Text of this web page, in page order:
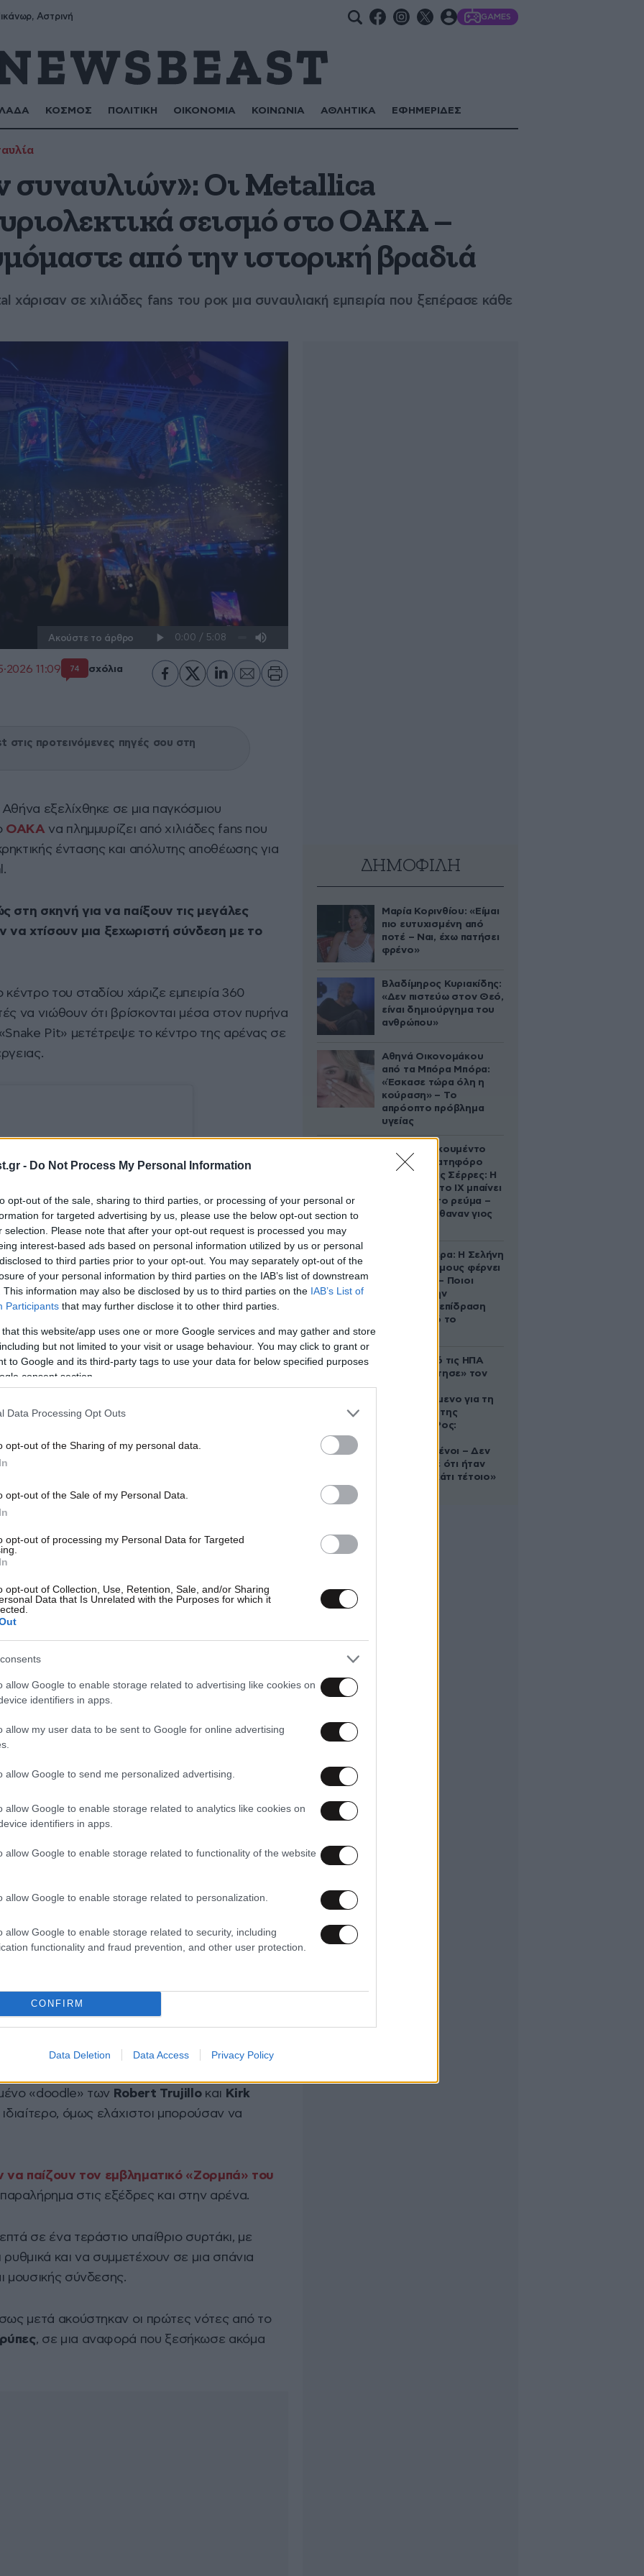
- Do Not Process My Personal Information
opt-out of the sale, sharing to third parties, or processing of your personal or
for targeted advertising by us, please use the below opt-out section to
selection. Please note that after your opt-out request is processed you may
interest-based ads based on personal information utilized by us or personal
to third parties prior to your opt-out. You may separately opt-out of the
of your personal information by third parties on the IAB’s list of downstream
This information may also be disclosed by us to third parties on the IAB’s List of
Participants that may further disclose it to other third parties.
that this website/app uses one or more Google services and may gather and store
but not limited to your visit or usage behaviour. You may click to grant or
to Google and its third-party tags to use your data for below specified purposes
consent section.
Data Processing Opt Outs
opt-out of the Sharing of my personal data.
opt-out of the Sale of my Personal Data.
opt-out of processing my Personal Data for Targeted
opt-out of Collection, Use, Retention, Sale, and/or Sharing
Data that Is Unrelated with the Purposes for which it
allow Google to enable storage related to advertising like cookies on
identifiers in apps.
allow my user data to be sent to Google for online advertising
allow Google to send me personalized advertising.
allow Google to enable storage related to analytics like cookies on
identifiers in apps.
allow Google to enable storage related to functionality of the website
allow Google to enable storage related to personalization.
allow Google to enable storage related to security, including
functionality and fraud prevention, and other user protection.
CONFIRM
Data Deletion Data Access Privacy Policy
Αστρινή GAMES
ΚΟΣΜΟΣ ΠΟΛΙΤΙΚΗ ΟΙΚΟΝΟΜΙΑ ΚΟΙΝΩΝΙΑ ΑΘΛΗΤΙΚΑ ΕΦΗΜΕΡΙΔΕΣ
συναυλιών»: Οι Metallica
σεισμό στο ΟΑΚΑ –
από την ιστορική βραδιά
σε χιλιάδες fans του ροκ μια συναυλιακή εμπειρία που ξεπέρασε κάθε
Ακούστε το άρθρο
11:09 74 σχόλια
στις προτεινόμενες πηγές σου στη
εξελίχθηκε σε μια παγκόσμιου
ΟΑΚΑ να πλημμυρίζει από χιλιάδες fans που
έντασης και απόλυτης αποθέωσης για
σκηνή για να παίξουν τις μεγάλες
να χτίσουν μια ξεχωριστή σύνδεση με το
του σταδίου χάριζε εμπειρία 360
να νιώθουν ότι βρίσκονται μέσα στον πυρήνα
Pit» μετέτρεψε το κέντρο της αρένας σε
Thomas Deligiannis (@chefthomas_)
Hetfieldκαι τα υπόλοιπα μέλη της μπάντας
των Ελλήνων οπαδών άξιζε απόλυτα. Ο ήχος
παρουσία ασταμάτητη και η δυναμική τους
να βρίσκεται στην κορυφή, παρά τις
Θεοδωράκη και τις Τρύπες
«doodle» των Robert Trujilloκαι Kirk
ιδιαίτερο, όμως ελάχιστοι μπορούσαν να
να παίζουν τον εμβληματικό «Ζορμπά» του
στις εξέδρες και στην αρένα.
σε ένα τεράστιο υπαίθριο συρτάκι, με
και να συμμετέχουν σε μια σπάνια
μουσικής σύνδεσης.
μετά ακούστηκαν οι πρώτες νότες από το
, σε μια αναφορά που ξεσήκωσε ακόμα
ΔΗΜΟΦΙΛΗ
Μαρία Κορινθίου: «Είμαι
πιο ευτυχισμένη από
ποτέ – Ναι, έχω πατήσει
φρένο»
Βλαδίμηρος Κυριακίδης:
«Δεν πιστεύω στον Θεό,
είναι δημιούργημα του
ανθρώπου»
Αθηνά Οικονομάκου
από τα Μπόρα Μπόρα:
«Έσκασε τώρα όλη η
κούραση» – Το
απρόοπτο πρόβλημα
υγείας
Βίντεο-ντοκουμέντο
από το θανατηφόρο
τροχαίο στις Σέρρες: Η
στιγμή που το ΙΧ μπαίνει
στο αντίθετο ρεύμα –
Ακαριαία πέθαναν γιος
Ζώδια σήμερα: Η Σελήνη
στους Διδύμους φέρνει
ανατροπές – Ποιοι
δέχονται την
ευεργετική επίδραση
του Δία από το
Ζευγάρι από τις ΗΠΑ
που «υιοθέτησε» τον
κατηγορούμενο για τη
δολοφονία της
Ελίζαμπεθ Ρος:
συντετριμμένοι – Δεν
έδειξε ποτέ ότι ήταν
ικανός για κάτι τέτοιο»